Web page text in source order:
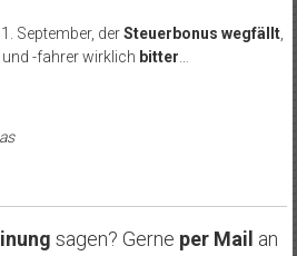
September, derSteuerbonus wegfällt,
-fahrer wirklich bitter
sagen? Gerne per Mail an